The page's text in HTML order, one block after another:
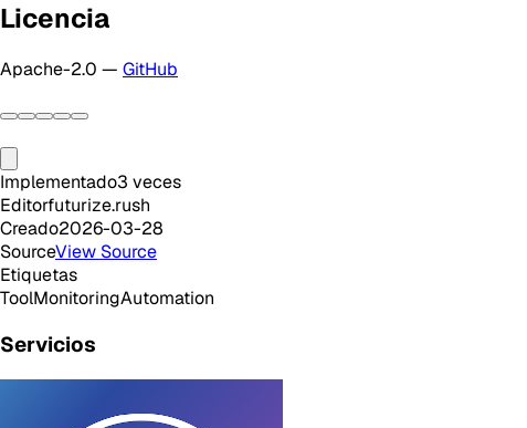
Licencia
Apache-2.0 — GitHub
Implementado3 veces
Editorfuturize.rush
Creado2026-03-28
SourceView Source
Etiquetas
ToolMonitoringAutomation
Servicios